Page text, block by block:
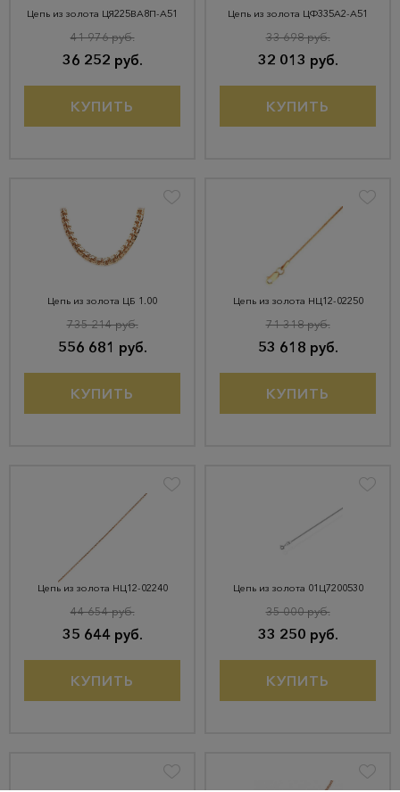
Цепь из золота ЦЯ225ВА8П-А51
36 252 руб.
41 976 руб.
КУПИТЬ
Цепь из золота ЦФ335А2-А51
32 013 руб.
33 698 руб.
КУПИТЬ
Цепь из золота ЦБ 1.00
556 681 руб.
735 214 руб.
КУПИТЬ
Цепь из золота НЦ12-02250
53 618 руб.
71 318 руб.
КУПИТЬ
Цепь из золота НЦ12-02240
35 644 руб.
44 654 руб.
КУПИТЬ
Цепь из золота 01Ц7200530
33 250 руб.
35 000 руб.
КУПИТЬ